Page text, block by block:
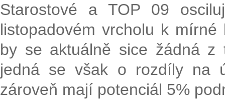
Starostové a TOP 09
listopadovém vrcholu k
by se aktuálně sice žádná z
jedná se však o rozdíly na
zároveň mají potenciál 5%